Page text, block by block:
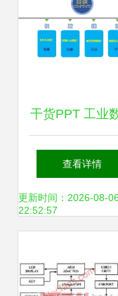
干货PPT 工业
采集与应用的核
路径
查看详情
更新时间：2026-08-06
22:52:57